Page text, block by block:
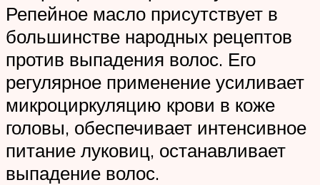
Репейное масло присутствует в
большинстве народных рецептов
против выпадения волос. Его
регулярное применение усиливает
микроциркуляцию крови в коже
головы, обеспечивает интенсивное
питание луковиц, останавливает
выпадение волос.